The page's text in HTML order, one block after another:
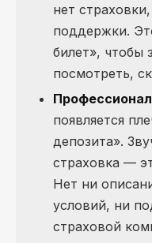
нет
поддержки.
билет», чтобы
посмотреть,
появляется
депозита».
страховка —
Нет ни
условий, ни
страховой